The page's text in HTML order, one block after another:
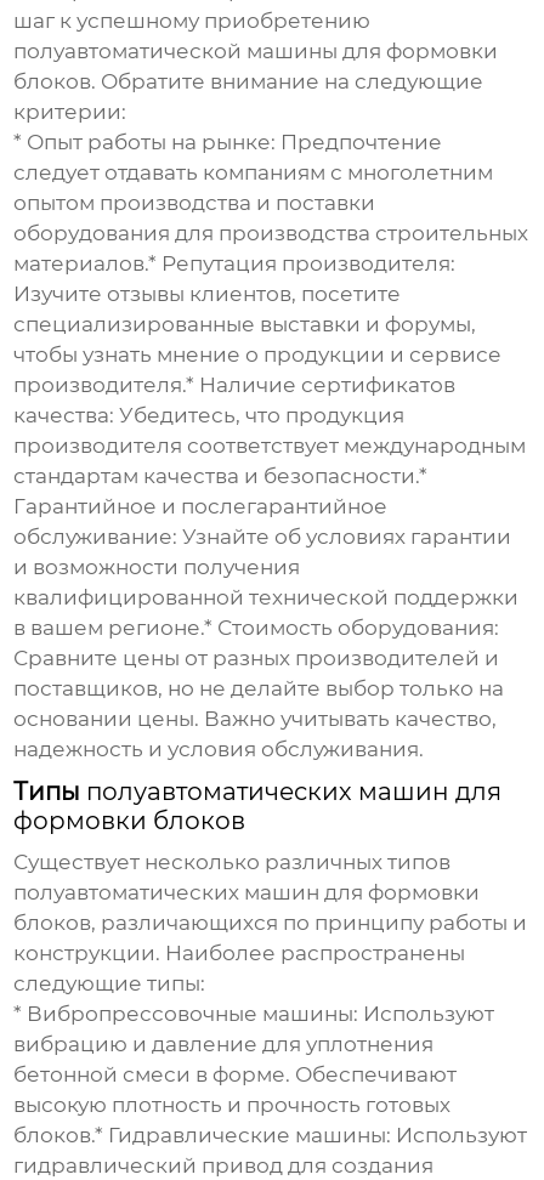
шаг к успешному приобретению
полуавтоматической машины для формовки
блоков. Обратите внимание на следующие
критерии:
* Опыт работы на рынке: Предпочтение
следует отдавать компаниям с многолетним
опытом производства и поставки
оборудования для производства строительных
материалов.* Репутация производителя:
Изучите отзывы клиентов, посетите
специализированные выставки и форумы,
чтобы узнать мнение о продукции и сервисе
производителя.* Наличие сертификатов
качества: Убедитесь, что продукция
производителя соответствует международным
стандартам качества и безопасности.*
Гарантийное и послегарантийное
обслуживание: Узнайте об условиях гарантии
и возможности получения
квалифицированной технической поддержки
в вашем регионе.* Стоимость оборудования:
Сравните цены от разных производителей и
поставщиков, но не делайте выбор только на
основании цены. Важно учитывать качество,
надежность и условия обслуживания.
Типы полуавтоматических машин для
формовки блоков
Существует несколько различных типов
полуавтоматических машин для формовки
блоков, различающихся по принципу работы и
конструкции. Наиболее распространены
следующие типы:
* Вибропрессовочные машины: Используют
вибрацию и давление для уплотнения
бетонной смеси в форме. Обеспечивают
высокую плотность и прочность готовых
блоков.* Гидравлические машины: Используют
гидравлический привод для создания